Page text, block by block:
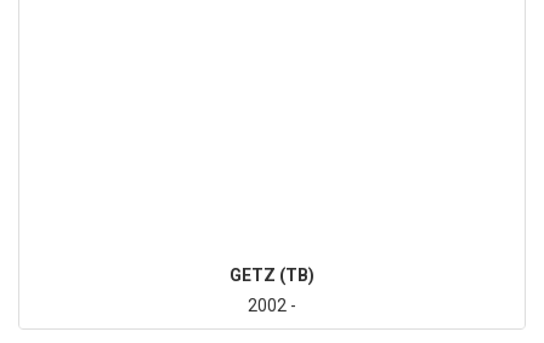
GETZ (TB)
2002 -